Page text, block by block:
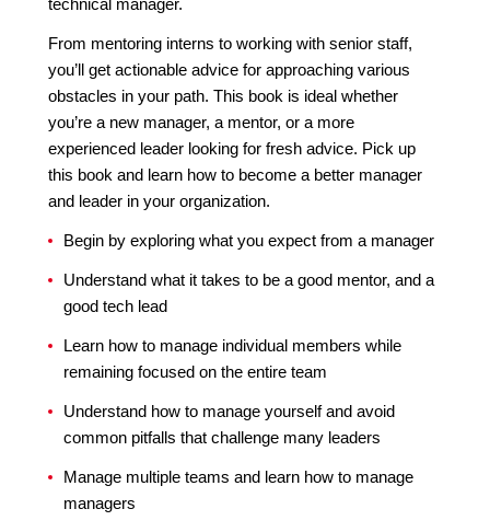
technical manager.
From mentoring interns to working with senior staff,
you’ll get actionable advice for approaching various
obstacles in your path. This book is ideal whether
you’re a new manager, a mentor, or a more
experienced leader looking for fresh advice. Pick up
this book and learn how to become a better manager
and leader in your organization.
Begin by exploring what you expect from a manager
Understand what it takes to be a good mentor, and a
good tech lead
Learn how to manage individual members while
remaining focused on the entire team
Understand how to manage yourself and avoid
common pitfalls that challenge many leaders
Manage multiple teams and learn how to manage
managers